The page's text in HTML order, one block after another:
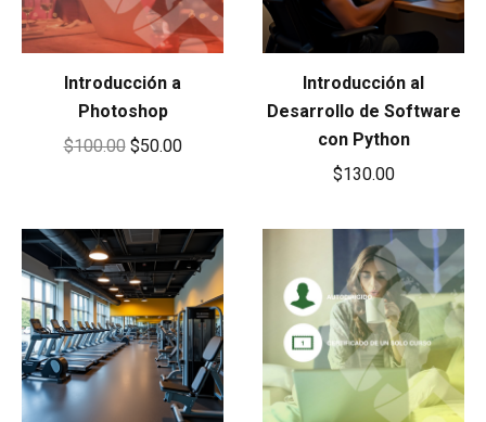
Introducción a
Photoshop
$100.00 Original
$100.00.
$50.00Current
$50.00.
Introducción al
Desarrollo de Software
con Python
$130.00